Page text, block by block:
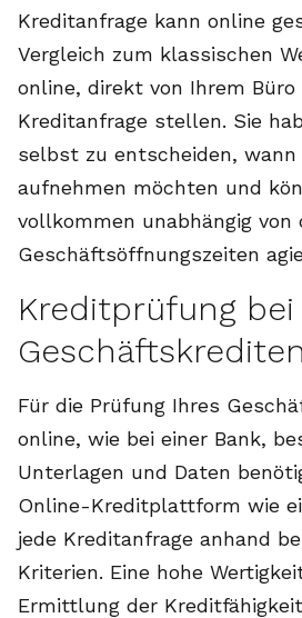
Kreditanfrage kann online
Vergleich zum klassischen
online, direkt von Ihrem Büro
Kreditanfrage stellen. Sie
selbst zu entscheiden, wann
aufnehmen möchten und
vollkommen unabhängig von
Geschäftsöffnungszeiten
Kreditprüfung bei
Geschäftskrediten
Für die Prüfung Ihres
online, wie bei einer Bank,
Unterlagen und Daten
Online-Kreditplattform wie
jede Kreditanfrage anhand
Kriterien. Eine hohe
Ermittlung der